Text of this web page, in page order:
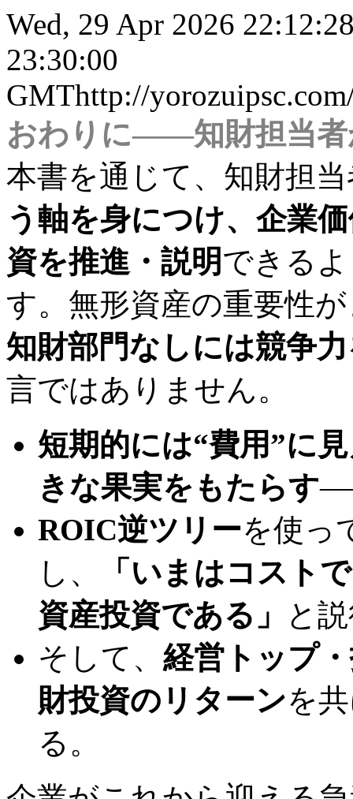
Wed, 29 Apr 2026
23:30:00
GMThttp://
おわりに――知財担当者
本書を通じて、知財担
う軸を身につけ、企業
資を推進・説明できる
す。無形資産の重要性
知財部門なしには競争
言ではありません。
短期的には“費用”に
きな果実をもたらす
ROIC逆ツリーを使っ
し、
「いまはコスト
資産投資である」
と
そして、 経営トップ
財投資のリターンを
る。